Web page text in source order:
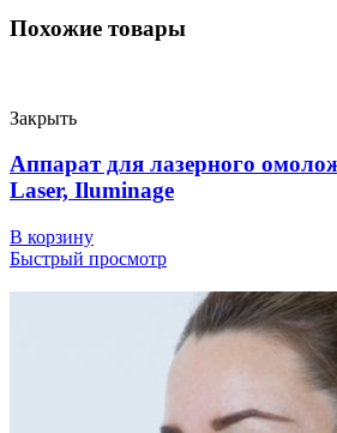
Похожие товары
Закрыть
Аппарат для лазерного
Laser, Iluminage
В корзину
Быстрый просмотр